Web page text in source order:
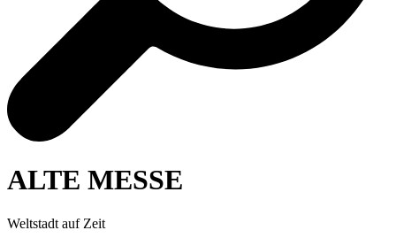
ALTE MESSE
Weltstadt auf Zeit